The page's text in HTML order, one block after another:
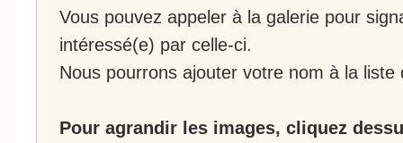
Vous pouvez appeler à la galerie pour
intéressé(e) par celle-ci.
Nous pourrons ajouter votre nom à la liste
Pour agrandir les images, cliquez